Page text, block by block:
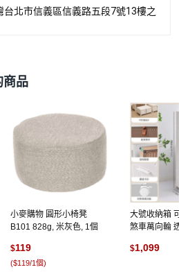
台北市信義區信義路五段7號13樓之
商品
小麥購物 圓形小椅凳
B101 828g, 米灰色, 1個
$119
($119/1個)
大號收納箱 可
煞車萬向輪 透
【40面寬-透明
$1,099